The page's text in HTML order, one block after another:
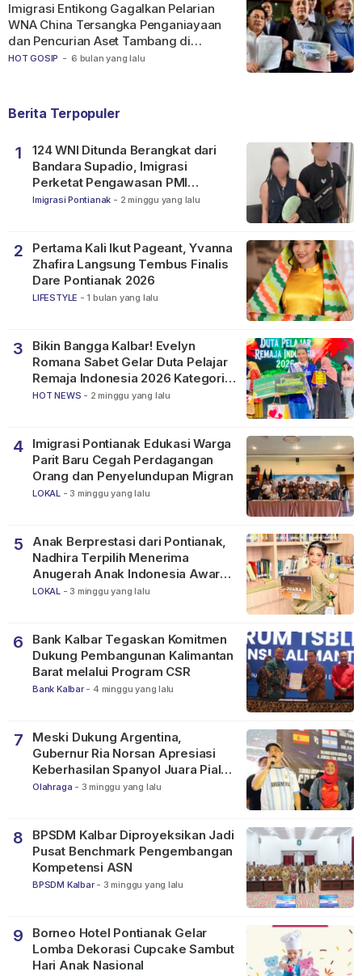
HOT GOSIP - 6 bulan yang lalu
Imigrasi Entikong Gagalkan Pelarian
WNA China Tersangka Penganiayaan
dan Pencurian Aset Tambang di
Ketapang
Berita Terpopuler
1
124 WNI Ditunda Berangkat dari
Bandara Supadio, Imigrasi
Perketat Pengawasan PMI
Nonprosedural
Imigrasi Pontianak - 2 minggu yang lalu
2
Pertama Kali Ikut Pageant, Yvanna
Zhafira Langsung Tembus Finalis
Dare Pontianak 2026
LIFESTYLE - 1 bulan yang lalu
3
Bikin Bangga Kalbar! Evelyn
Romana Sabet Gelar Duta Pelajar
Remaja Indonesia 2026 Kategori
SMP
HOT NEWS - 2 minggu yang lalu
4
Imigrasi Pontianak Edukasi Warga
Parit Baru Cegah Perdagangan
Orang dan Penyelundupan Migran
LOKAL - 3 minggu yang lalu
5
Anak Berprestasi dari Pontianak,
Nadhira Terpilih Menerima
Anugerah Anak Indonesia Awards
2026
LOKAL - 3 minggu yang lalu
6
Bank Kalbar Tegaskan Komitmen
Dukung Pembangunan Kalimantan
Barat melalui Program CSR
Bank Kalbar - 4 minggu yang lalu
7
Meski Dukung Argentina,
Gubernur Ria Norsan Apresiasi
Keberhasilan Spanyol Juara Piala
Dunia FIFA 2026
Olahraga - 3 minggu yang lalu
8
BPSDM Kalbar Diproyeksikan Jadi
Pusat Benchmark Pengembangan
Kompetensi ASN
BPSDM Kalbar - 3 minggu yang lalu
9
Borneo Hotel Pontianak Gelar
Lomba Dekorasi Cupcake Sambut
Hari Anak Nasional